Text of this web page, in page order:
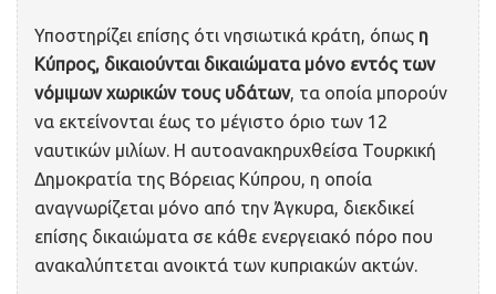
Υποστηρίζει επίσης ότι νησιωτικά κράτη, όπως η
Κύπρος, δικαιούνται δικαιώματα μόνο εντός των
νόμιμων χωρικών τους υδάτων, τα οποία μπορούν
να εκτείνονται έως το μέγιστο όριο των 12
ναυτικών μιλίων. Η αυτοανακηρυχθείσα Τουρκική
Δημοκρατία της Βόρειας Κύπρου, η οποία
αναγνωρίζεται μόνο από την Άγκυρα, διεκδικεί
επίσης δικαιώματα σε κάθε ενεργειακό πόρο που
ανακαλύπτεται ανοικτά των κυπριακών ακτών.